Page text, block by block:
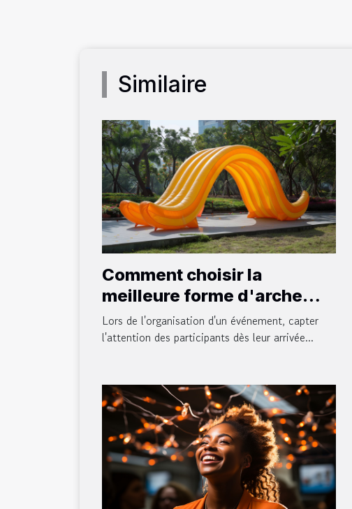
Similaire
Comment choisir la
meilleure forme d'arche
gonflable pour votre
événement
Lors de l'organisation d'un événement, capter
l'attention des participants dès leur arrivée...